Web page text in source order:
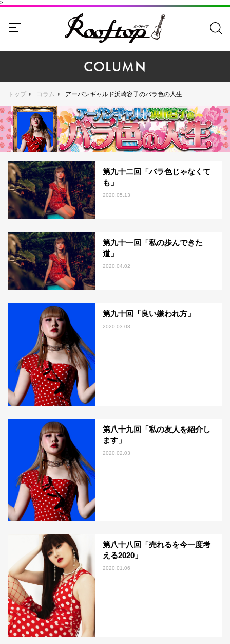
>
COLUMN
トップ コラム アーバンギャルド浜崎容子のバラ色の人生
第九十二回「バラ色じゃなくて
も」
2020.05.13
第九十一回「私の歩んできた
道」
2020.04.02
第九十回「良い嫌われ方」
2020.03.03
第八十九回「私の友人を紹介し
ます」
2020.02.03
第八十八回「売れるを今一度考
える2020」
2020.01.06